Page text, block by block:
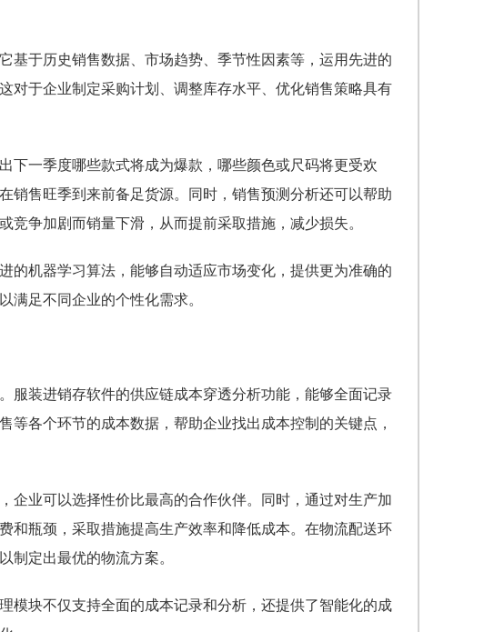
基于历史销售数据、市场趋势、季节性因素等，运用先进的
对于企业制定采购计划、调整库存水平、优化销售策略具有
下一季度哪些款式将成为爆款，哪些颜色或尺码将更受欢
销售旺季到来前备足货源。同时，销售预测分析还可以帮助
争加剧而销量下滑，从而提前采取措施，减少损失。
的机器学习算法，能够自动适应市场变化，提供更为准确的
满足不同企业的个性化需求。
服装进销存软件的供应链成本穿透分析功能，能够全面记录
各个环节的成本数据，帮助企业找出成本控制的关键点，
企业可以选择性价比最高的合作伙伴。同时，通过对生产加
和瓶颈，采取措施提高生产效率和降低成本。在物流配送环
制定出最优的物流方案。
模块不仅支持全面的成本记录和分析，还提供了智能化的成